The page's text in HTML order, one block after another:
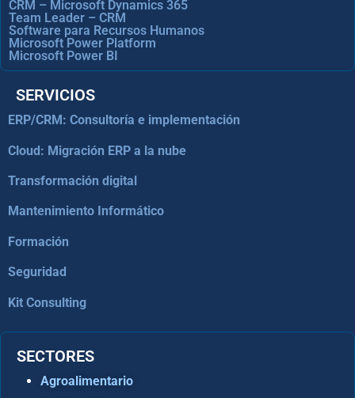
CRM – Microsoft Dynamics 365
Team Leader – CRM
Software para Recursos Humanos
Microsoft Power Platform
Microsoft Power BI
SERVICIOS
ERP/CRM: Consultoría e implementación
Cloud: Migración ERP a la nube
Transformación digital
Mantenimiento Informático
Formación
Seguridad
Kit Consulting
SECTORES
Agroalimentario